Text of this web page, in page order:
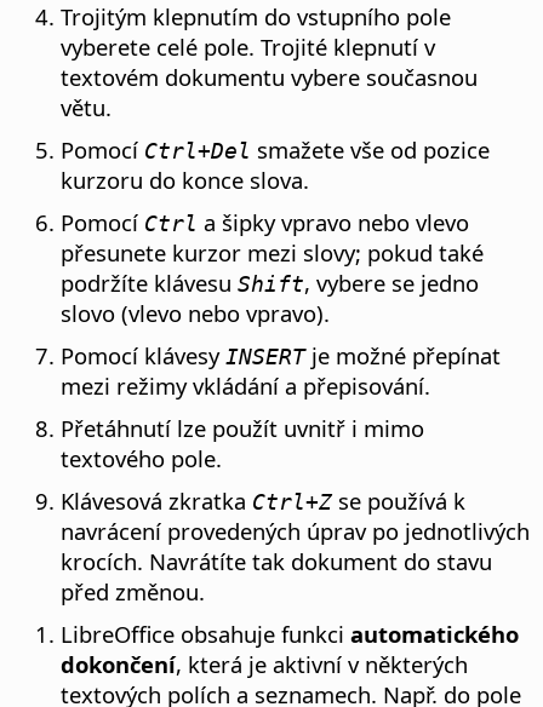
Trojitým klepnutím do vstupního pole
vyberete celé pole. Trojité klepnutí v
textovém dokumentu vybere současnou
větu.
Pomocí Ctrl+Del smažete vše od pozice
kurzoru do konce slova.
Pomocí Ctrl a šipky vpravo nebo vlevo
přesunete kurzor mezi slovy; pokud také
podržíte klávesu Shift, vybere se jedno
slovo (vlevo nebo vpravo).
Pomocí klávesyINSERTje možné přepínat
mezi režimy vkládání a přepisování.
Přetáhnutí lze použít uvnitř i mimo
textového pole.
Klávesová zkratka Ctrl+Zse používá k
navrácení provedených úprav po jednotlivých
krocích. Navrátíte tak dokument do stavu
před změnou.
LibreOffice obsahuje funkci automatického
dokončení, která je aktivní v některých
textových polích a seznamech. Např. do pole